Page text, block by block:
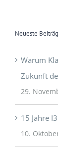
Neueste
Warum
Zukunft
29.
15 Jahre
10.